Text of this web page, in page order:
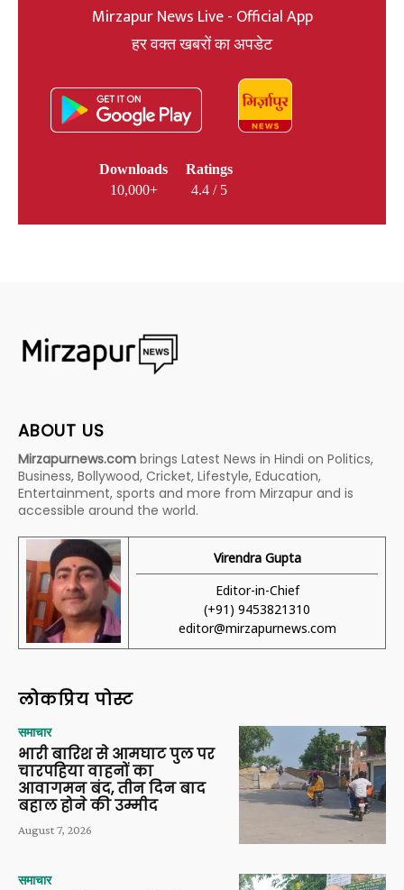
Mirzapur News Live - Official App
हर वक्त खबरों का अपडेट
Downloads
10,000+
Ratings
4.4 / 5
ABOUT US
Mirzapurnews.com brings Latest News in Hindi on Politics,
Business, Bollywood, Cricket, Lifestyle, Education,
Entertainment, sports and more from Mirzapur and is
accessible around the world.
Virendra Gupta
Editor-in-Chief
(+91) 9453821310
editor@mirzapurnews.com
लोकप्रिय पोस्ट
समाचार
भारी बारिश से आमघाट पुल पर
चारपहिया वाहनों का
आवागमन बंद, तीन दिन बाद
बहाल होने की उम्मीद
August 7, 2026
समाचार